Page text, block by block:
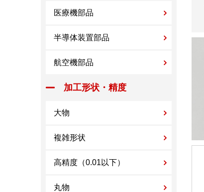
医療機部品
半導体装置部品
航空機部品
加工形状・精度
大物
複雑形状
高精度（0.01以下）
丸物